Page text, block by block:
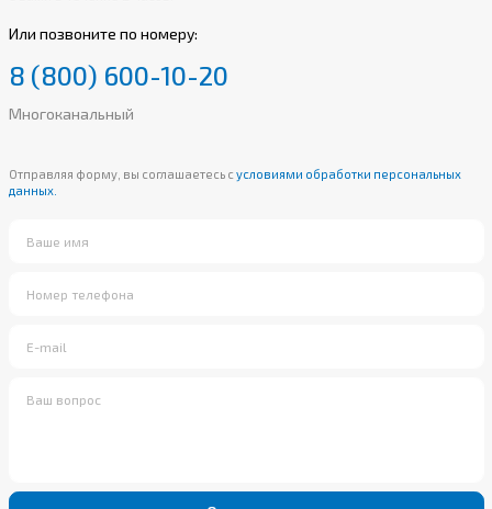
Или позвоните по номеру:
8 (800) 600-10-20
Многоканальный
Отправляя форму, вы соглашаетесь с условиями обработки персональных
данных.